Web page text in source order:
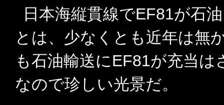
日本海縦貫線でEF81が石
とは、少なくとも近年は無
も石油輸送にEF81が充当
なので珍しい光景だ。